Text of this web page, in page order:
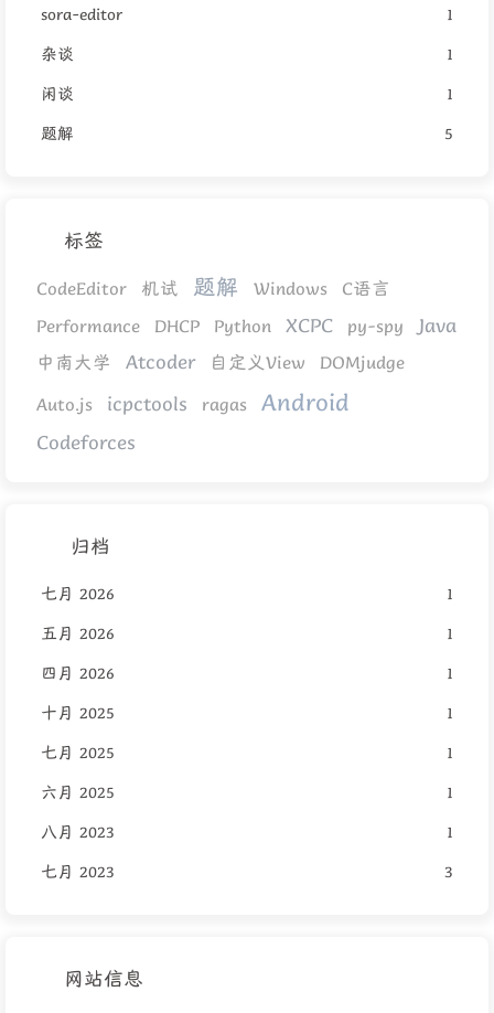
sora-editor
1
杂谈
1
闲谈
1
题解
5
标签
CodeEditor 机试 题解 Windows
C语言
Performance
DHCP Python XCPC py-spy Java
中南大学 Atcoder 自定义View
DOMjudge
Auto.js
icpctools ragas Android
Codeforces
归档
七月 2026
1
五月 2026
1
四月 2026
1
十月 2025
1
七月 2025
1
六月 2025
1
八月 2023
1
七月 2023
3
网站信息